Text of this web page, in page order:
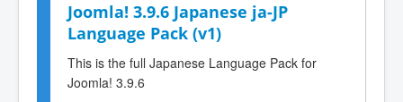
Joomla! 3.9.6 Japanese ja-JP
Language Pack (v1)
This is the full Japanese Language Pack for
Joomla! 3.9.6